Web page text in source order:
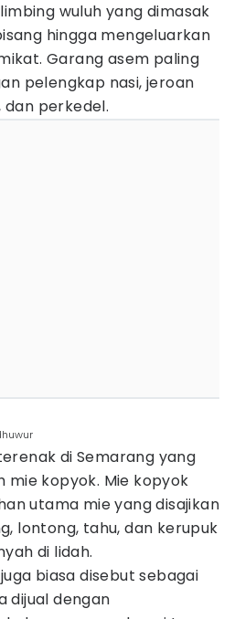
wuluh yang dimasak
hingga mengeluarkan
Garang asem paling
pelengkap nasi, jeroan
perkedel.
di Semarang yang
mie kopyok. Mie kopyok
utama mie yang disajikan
lontong, tahu, dan kerupuk
di lidah.
biasa disebut sebagai
dijual dengan